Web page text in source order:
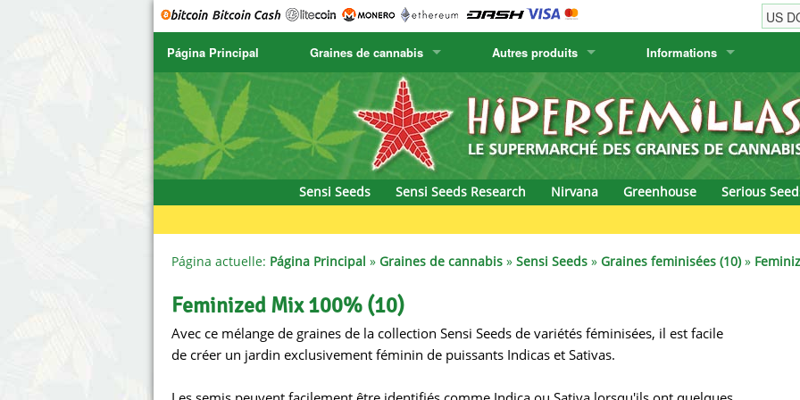
Página Principal Graines de cannabis
SENSI SEEDS
SENSI SEEDS RESEARCH
NIRVANA
SERIOUS SEEDS
SPLIFF SEEDS
Ace Seeds
CBD Crew
Chronic & Caviar
Delicious Seeds
Dr. Underground Seeds
Dutch Passion
Empire Seeds
Humboldt Seed Company
Humboldt Seeds
Hyp3rids
Kannabia
krauTHCollective
Positronics
Prana Medical
Pyramid Seeds
Ripper Seeds
Samsara Seeds
Autres produits
Graines de cactus
Plantes Canaries
Informations
Informations de commande
Informations de livraison
Questions fréquentes
Sensi Seeds
Sensi Seeds Research Nirvana Greenhouse Serious
Página actuelle: Página Principal » Graines de cannabis » Sensi Seeds » Graines feminisées (10)»
Feminized Mix 100% (10)
Avec ce mélange de graines de la collection Sensi Seeds de variétés féminisées, il est facile
de créer un jardin exclusivement féminin de puissants Indicas et Sativas.